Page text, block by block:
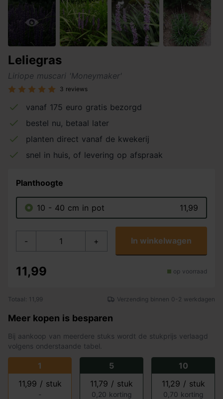
Leliegras
Liriope muscari 'Moneymaker'
3 reviews
vanaf 175 euro gratis bezorgd
bestel nu, betaal later
planten direct vanaf de kwekerij
snel in huis, of levering op afspraak
Planthoogte
10 - 40 cm in pot 11,99
- + In winkelwagen
11,99 op voorraad
Totaal: 11,99 Verzending binnen 0-2 werkdagen
Meer kopen is besparen
Bij aankoop van meerdere stuks wordt de stukprijs verlaagd
volgens onderstaande tabel.
1
11,99 / stuk
-
5
11,79 / stuk
0,20 korting
10
11,29 / stuk
0,70 korting